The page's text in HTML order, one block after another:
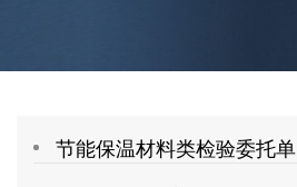
节能保温材料类检验委托单